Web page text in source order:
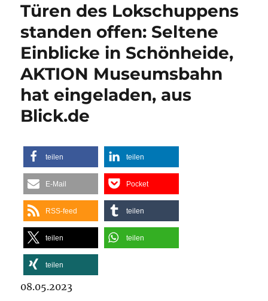
Türen des Lokschuppens
standen offen: Seltene
Einblicke in Schönheide,
AKTION Museumsbahn
hat eingeladen, aus
Blick.de
teilen teilen
E-Mail Pocket
RSS-feed teilen
teilen teilen
teilen
08.05.2023